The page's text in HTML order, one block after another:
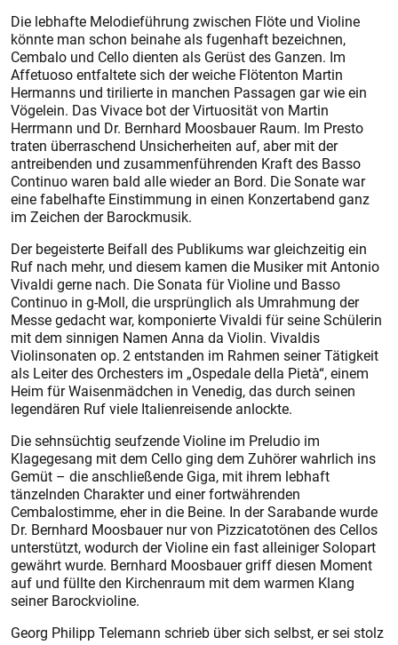
Die lebhafte Melodieführung zwischen Flöte und Violine
könnte man schon beinahe als fugenhaft bezeichnen,
Cembalo und Cello dienten als Gerüst des Ganzen. Im
Affetuoso entfaltete sich der weiche Flötenton Martin
Hermanns und tirilierte in manchen Passagen gar wie ein
Vögelein. Das Vivace bot der Virtuosität von Martin
Herrmann und Dr. Bernhard Moosbauer Raum. Im Presto
traten überraschend Unsicherheiten auf, aber mit der
antreibenden und zusammenführenden Kraft des Basso
Continuo waren bald alle wieder an Bord. Die Sonate war
eine fabelhafte Einstimmung in einen Konzertabend ganz
im Zeichen der Barockmusik.
Der begeisterte Beifall des Publikums war gleichzeitig ein
Ruf nach mehr, und diesem kamen die Musiker mit Antonio
Vivaldi gerne nach. Die Sonata für Violine und Basso
Continuo in g-Moll, die ursprünglich als Umrahmung der
Messe gedacht war, komponierte Vivaldi für seine Schülerin
mit dem sinnigen Namen Anna da Violin. Vivaldis
Violinsonaten op. 2 entstanden im Rahmen seiner Tätigkeit
als Leiter des Orchesters im „Ospedale della Pietà“, einem
Heim für Waisenmädchen in Venedig, das durch seinen
legendären Ruf viele Italienreisende anlockte.
Die sehnsüchtig seufzende Violine im Preludio im
Klagegesang mit dem Cello ging dem Zuhörer wahrlich ins
Gemüt – die anschließende Giga, mit ihrem lebhaft
tänzelnden Charakter und einer fortwährenden
Cembalostimme, eher in die Beine. In der Sarabande wurde
Dr. Bernhard Moosbauer nur von Pizzicatotönen des Cellos
unterstützt, wodurch der Violine ein fast alleiniger Solopart
gewährt wurde. Bernhard Moosbauer griff diesen Moment
auf und füllte den Kirchenraum mit dem warmen Klang
seiner Barockvioline.
Georg Philipp Telemann schrieb über sich selbst, er sei stolz